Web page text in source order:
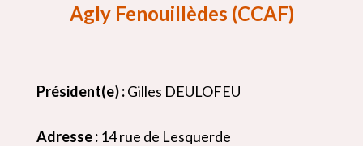
Agly Fenouillèdes (CCAF)
Président(e) :Gilles DEULOFEU
Adresse : 14 rue de Lesquerde